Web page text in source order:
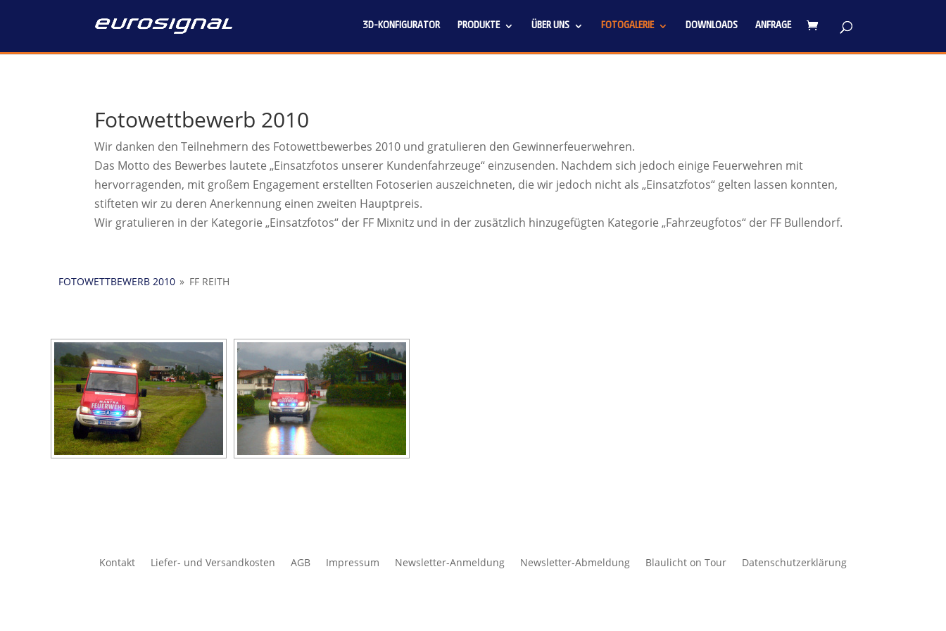
3D-KONFIGURATOR PRODUKTE ÜBER UNS FOTOGALERIE DOWNLOADS ANFRAGE
Fotowettbewerb 2010
Wir danken den Teilnehmern des Fotowettbewerbes 2010 und gratulieren den Gewinnerfeuerwehren.
Das Motto des Bewerbes lautete „Einsatzfotos unserer Kundenfahrzeuge“ einzusenden. Nachdem sich jedoch einige Feuerwehren mit
hervorragenden, mit großem Engagement erstellten Fotoserien auszeichneten, die wir jedoch nicht als „Einsatzfotos“ gelten lassen konnten,
stifteten wir zu deren Anerkennung einen zweiten Hauptpreis.
Wir gratulieren in der Kategorie „Einsatzfotos“ der FF Mixnitz und in der zusätzlich hinzugefügten Kategorie „Fahrzeugfotos“ der FF Bullendorf.
FOTOWETTBEWERB 2010 » FF REITH
Kontakt Liefer- und Versandkosten AGB Impressum Newsletter-Anmeldung Newsletter-Abmeldung Blaulicht on Tour Datenschutzerklärung